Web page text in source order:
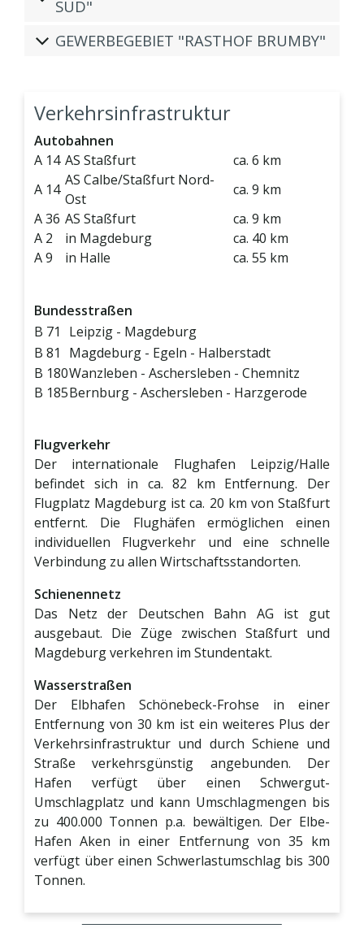
SÜD"
GEWERBEGEBIET "RASTHOF BRUMBY"
Verkehrsinfrastruktur
Autobahnen
A 14 AS Staßfurt
ca. 6 km
A 14
AS Calbe/Staßfurt Nord-
Ost
ca. 9 km
A 36 AS Staßfurt
ca. 9 km
A 2
in Magdeburg
ca. 40 km
A 9
in Halle ca. 55 km
Bundesstraßen
B 71
Leipzig - Magdeburg
B 81
Magdeburg - Egeln - Halberstadt
B 180Wanzleben - Aschersleben - Chemnitz
B 185Bernburg - Aschersleben - Harzgerode
Flugverkehr
Der internationale Flughafen Leipzig/Halle
befindet sich in ca. 82 km Entfernung. Der
Flugplatz Magdeburg ist ca. 20 km von Staßfurt
entfernt. Die Flughäfen ermöglichen einen
individuellen Flugverkehr und eine schnelle
Verbindung zu allen Wirtschaftsstandorten.
Schienennetz
Das Netz der Deutschen Bahn AG ist gut
ausgebaut. Die Züge zwischen Staßfurt und
Magdeburg verkehren im Stundentakt.
Wasserstraßen
Der Elbhafen Schönebeck-Frohse in einer
Entfernung von 30 km ist ein weiteres Plus der
Verkehrsinfrastruktur und durch Schiene und
Straße verkehrsgünstig angebunden. Der
Hafen verfügt über einen Schwergut-
Umschlagplatz und kann Umschlagmengen bis
zu 400.000 Tonnen p.a. bewältigen. Der Elbe-
Hafen Aken in einer Entfernung von 35 km
verfügt über einen Schwerlastumschlag bis 300
Tonnen.